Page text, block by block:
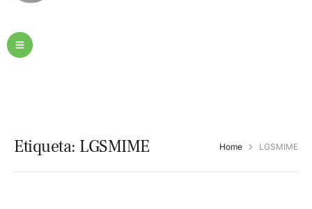
Etiqueta: LGSMIME Home LGSMIME